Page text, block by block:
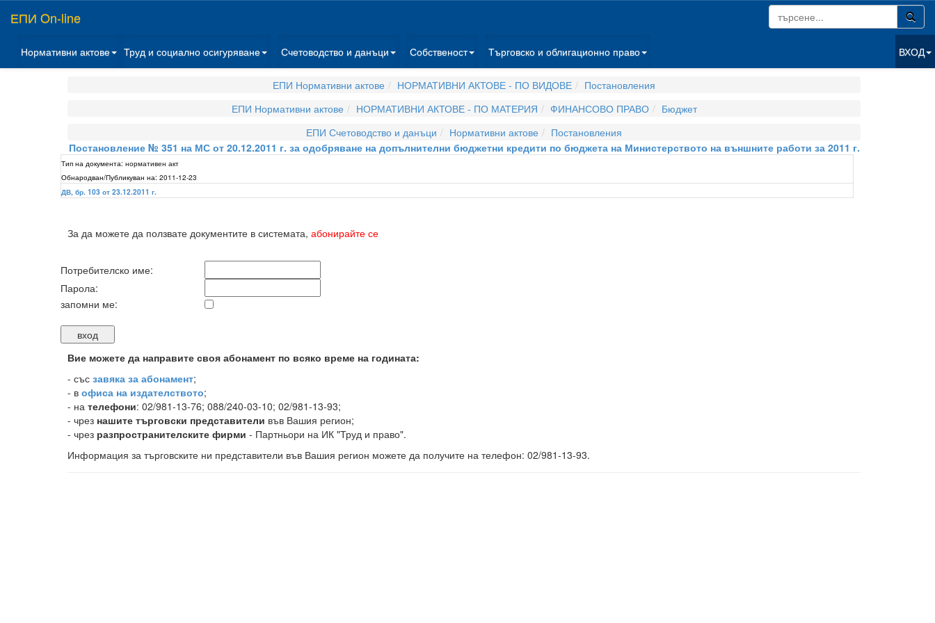
ЕПИ On-line
Нормативни актове Труд и социално осигуряване Счетоводство и данъци Собственост Търговско и облигационно право ВХОД
ЕПИ Нормативни актове НОРМАТИВНИ АКТОВЕ - ПО ВИДОВЕ
Постановления
ЕПИ Нормативни актове
НОРМАТИВНИ АКТОВЕ - ПО МАТЕРИЯ ФИНАНСОВО ПРАВО
Бюджет
ЕПИ Счетоводство и данъци
Нормативни актове
Постановления
Постановление № 351 на МС от 20.12.2011 г. за одобряване на допълнителни бюджетни кредити по бюджета на Министерството на външните работи за 2011 г.
Тип на документа: нормативен акт
Обнародван/Публикуван на: 2011-12-23
ДВ, бр. 103 от 23.12.2011 г.
За да можете да ползвате документите в системата, абонирайте се
Потребителско име:
Парола:
запомни ме:
Вие можете да направите своя абонамент по всяко време на годината:
- със завяка за абонамент;
- в офиса на издателството;
- на телефони: 02/981-13-76; 088/240-03-10; 02/981-13-93;
- чрез нашите търговски представители във Вашия регион;
- чрез разпространителските фирми - Партньори на ИК "Труд и право".
Информация за търговските ни представители във Вашия регион можете да получите на телефон: 02/981-13-93.